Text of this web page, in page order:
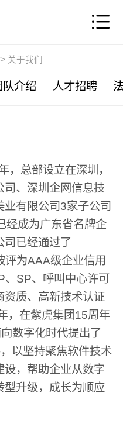
> 关于我们
队介绍 人才招聘
总部设立在深圳，
司、深圳企网信息技
有限公司3家子公司
经成为广东省名牌企
司已经通过了
为AAA级企业信用
、SP、呼叫中心许可
资质、高新技术认证
，在紫虎集团15周年
数字化时代提出了
以坚持聚焦软件技术
设，帮助企业从数字
型升级，成长为顺应